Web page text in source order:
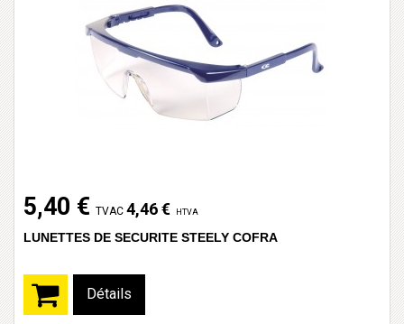
5,40 € TVAC 4,46 € HTVA
LUNETTES DE SECURITE STEELY COFRA
Détails